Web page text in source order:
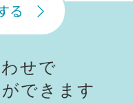
る
せで
できます